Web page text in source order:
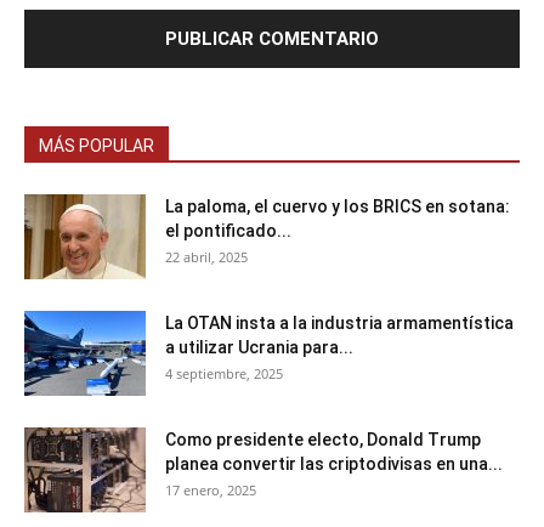
MÁS POPULAR
La paloma, el cuervo y los BRICS en sotana:
el pontificado...
22 abril, 2025
La OTAN insta a la industria armamentística
a utilizar Ucrania para...
4 septiembre, 2025
Como presidente electo, Donald Trump
planea convertir las criptodivisas en una...
17 enero, 2025